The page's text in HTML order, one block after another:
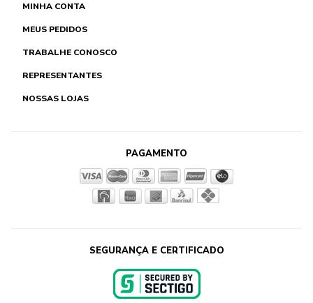
MINHA CONTA
MEUS PEDIDOS
TRABALHE CONOSCO
REPRESENTANTES
NOSSAS LOJAS
PAGAMENTO
SEGURANÇA E CERTIFICADO